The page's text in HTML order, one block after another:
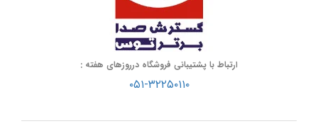
ارتباط با پشتیبانی فروشگاه درروزهای هفته :
۰۵۱-۳۲۲۵۰۱۱۰